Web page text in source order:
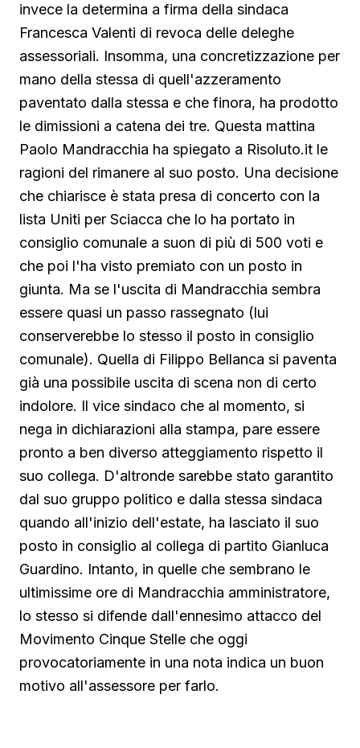
invece la determina a firma della sindaca
Francesca Valenti di revoca delle deleghe
assessoriali. Insomma, una concretizzazione per
mano della stessa di quell'azzeramento
paventato dalla stessa e che finora, ha prodotto
le dimissioni a catena dei tre. Questa mattina
Paolo Mandracchia ha spiegato a Risoluto.it le
ragioni del rimanere al suo posto. Una decisione
che chiarisce è stata presa di concerto con la
lista Uniti per Sciacca che lo ha portato in
consiglio comunale a suon di più di 500 voti e
che poi l'ha visto premiato con un posto in
giunta. Ma se l'uscita di Mandracchia sembra
essere quasi un passo rassegnato (lui
conserverebbe lo stesso il posto in consiglio
comunale). Quella di Filippo Bellanca si paventa
già una possibile uscita di scena non di certo
indolore. Il vice sindaco che al momento, si
nega in dichiarazioni alla stampa, pare essere
pronto a ben diverso atteggiamento rispetto il
suo collega. D'altronde sarebbe stato garantito
dal suo gruppo politico e dalla stessa sindaca
quando all'inizio dell'estate, ha lasciato il suo
posto in consiglio al collega di partito Gianluca
Guardino. Intanto, in quelle che sembrano le
ultimissime ore di Mandracchia amministratore,
lo stesso si difende dall'ennesimo attacco del
Movimento Cinque Stelle che oggi
provocatoriamente in una nota indica un buon
motivo all'assessore per farlo.